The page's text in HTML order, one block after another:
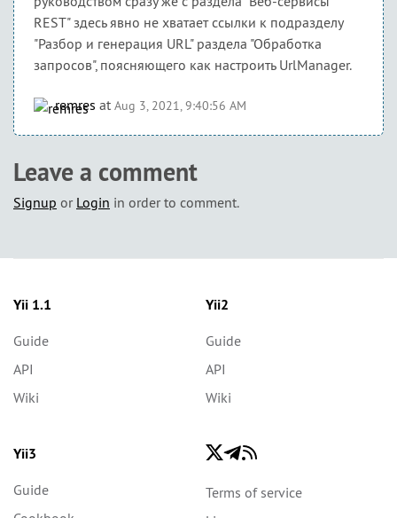
REST" здесь явно не хватает ссылки к подразделу
"Разбор и генерация URL" раздела "Обработка
запросов", поясняющего как настроить UrlManager.
remres at Aug 3, 2021, 9:40:56 AM
Leave a comment
Signup or Login in order to comment.
Yii 1.1
Guide
API
Wiki
Yii2
Guide
API
Wiki
Yii3
Guide
Terms of service